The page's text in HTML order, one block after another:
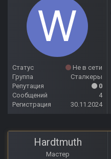
Статус
Не в сети
Группа
Сталкеры
Репутация
0
Сообщений
4
Регистрация
30.11.2024
Hardtmuth
Мастер